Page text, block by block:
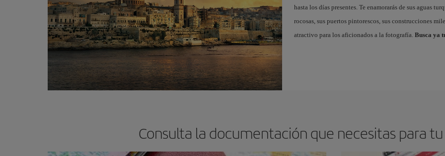
hasta los días presentes. Te enamorarás de sus aguas
rocosas, sus puertos pintorescos, sus construcciones
atractivo para los aficionados a la fotografía. Busca ya
Consulta la documentación que necesitas para